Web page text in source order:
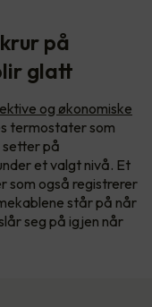
på
glatt
og økonomiske
termostater som
setter på
et valgt nivå. Et
som også registrerer
står på når
seg på igjen når